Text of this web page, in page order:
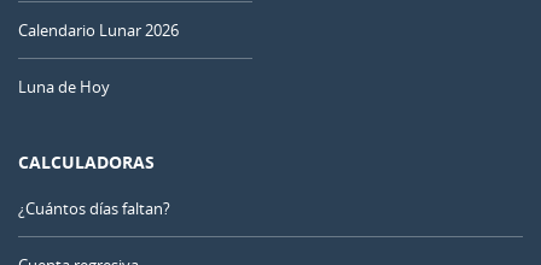
Calendario Lunar 2026
Luna de Hoy
CALCULADORAS
¿Cuántos días faltan?